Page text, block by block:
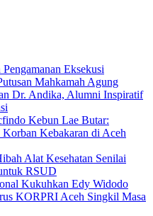
Eksekusi
Mahkamah Agung
Dr. Andika, Alumni Inspiratif
Kebun Lae Butar:
Kebakaran di Aceh
Alat Kesehatan Senilai
RSUD
Kukuhkan Edy Widodo
KORPRI Aceh Singkil Masa